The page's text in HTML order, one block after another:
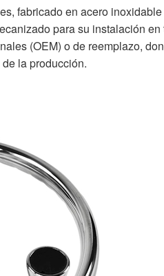
fabricado en acero
para su instalación en
(OEM) o de reemplazo,
la producción.